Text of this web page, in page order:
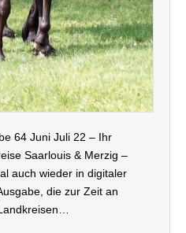
64 Juni Juli 22 – Ihr
Saarlouis & Merzig –
auch wieder in digitaler
die zur Zeit an